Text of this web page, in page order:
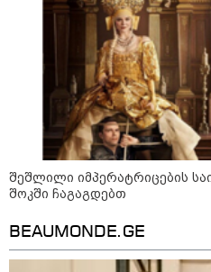
ირაკლი
ომზე
ღალატი
რუსული
პირი
შეშლილი იმპერატრიცების
შოკში ჩაგაგდებთ
BEAUMONDE.GE